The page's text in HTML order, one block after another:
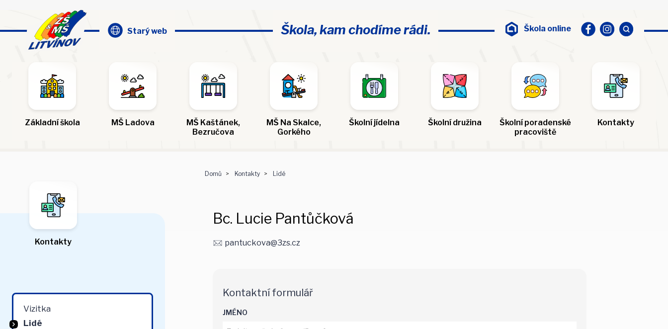
Starý web Škola, kam chodíme rádi. Škola online
Základní škola MŠ Ladova
MŠ Kaštánek,
Bezručova
MŠ Na Skalce,
Gorkého
Školní jídelna Školní družina
Školní poradenské
pracoviště
Kontakty
Kontakty
Vizitka
Lidé
Domů Kontakty Lidé
Bc. Lucie Pantůčková
pantuckova@3zs.cz
Kontaktní formulář
JMÉNO